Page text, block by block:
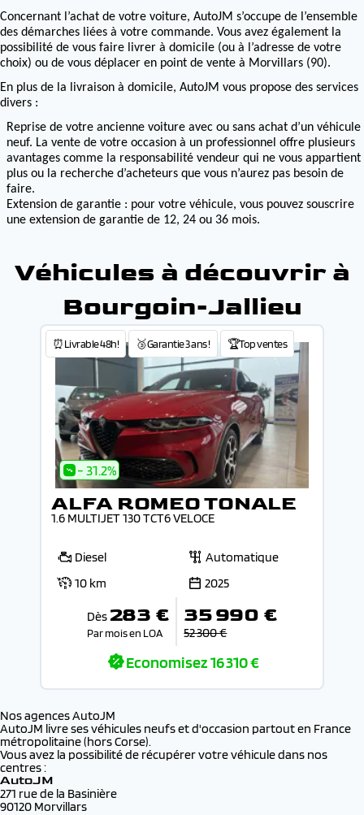
Concernant l’achat de votre voiture, AutoJM s’occupe de l’ensemble
des démarches liées à votre commande. Vous avez également la
possibilité de vous faire livrer à domicile (ou à l’adresse de votre
choix) ou de vous déplacer en point de vente à Morvillars (90).
En plus de la livraison à domicile, AutoJM vous propose des services
divers :
Reprise de votre ancienne voiture avec ou sans achat d’un véhicule
neuf. La vente de votre occasion à un professionnel offre plusieurs
avantages comme la responsabilité vendeur qui ne vous appartient
plus ou la recherche d’acheteurs que vous n’aurez pas besoin de
faire.
Extension de garantie : pour votre véhicule, vous pouvez souscrire
une extension de garantie de 12, 24 ou 36 mois.
Véhicules à découvrir à
Bourgoin-Jallieu
⏰Livrable 48h! 🥉Garantie 3 ans ! 🏆Top ventes
- 31.2%
ALFA ROMEO TONALE
1.6 MULTIJET 130 TCT6 VELOCE
Diesel
Automatique
10 km
2025
Dès 283 €
Par mois en LOA
35 990 €
52 300 €
Economisez16 310 €
Nos agences AutoJM
AutoJM livre ses véhicules neufs et d'occasion partout en France
métropolitaine (hors Corse).
Vous avez la possibilité de récupérer votre véhicule dans nos
centres :
AutoJM
271 rue de la Basinière
90120 Morvillars